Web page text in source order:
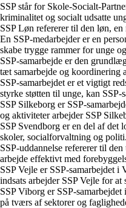
SSP står for Skole-Socialt-
kriminalitet og socialt udsatte
SSP Løn refererer til den løn,
En SSP-medarbejder er en
skabe trygge rammer for unge
SSP-samarbejde er den
tæt samarbejde og koordinering
SSP-samarbejdet er et vigtigt
styrke støtten til unge, kan
SSP Silkeborg er SSP-
og aktiviteter arbejder SSP
SSP Svendborg er en del af det
skoler, socialforvaltning og
SSP-uddannelse refererer til
arbejde effektivt med
SSP Vejle er SSP-samarbejdet
indsats arbejder SSP Vejle for
SSP Viborg er SSP-
på tværs af sektorer og